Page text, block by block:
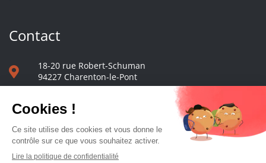
Contact
18-20 rue Robert-Schuman
94227 Charenton-le-Pont